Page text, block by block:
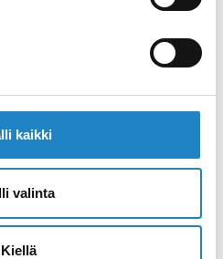
kaikki
valinta
Kiellä
tarinoita